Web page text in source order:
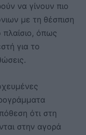
να γίνουν πιο
με τη θέσπιση
όπως
για το
ότι στη
στην αγορά